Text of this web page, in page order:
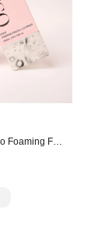
Sữa Rửa Mặt Eyco Foaming Facial Cleanser 200Ml